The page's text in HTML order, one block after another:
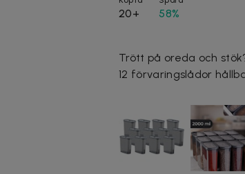
20+ 58%
Trött på oreda och
12 förvaringslådor